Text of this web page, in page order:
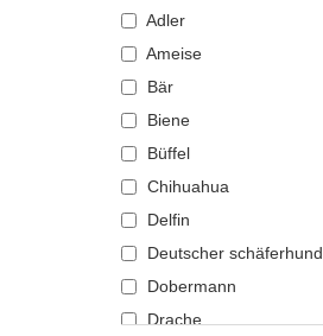
Adler
Ameise
Bär
Biene
Büffel
Chihuahua
Delfin
Deutscher schäferhund
Dobermann
Drache